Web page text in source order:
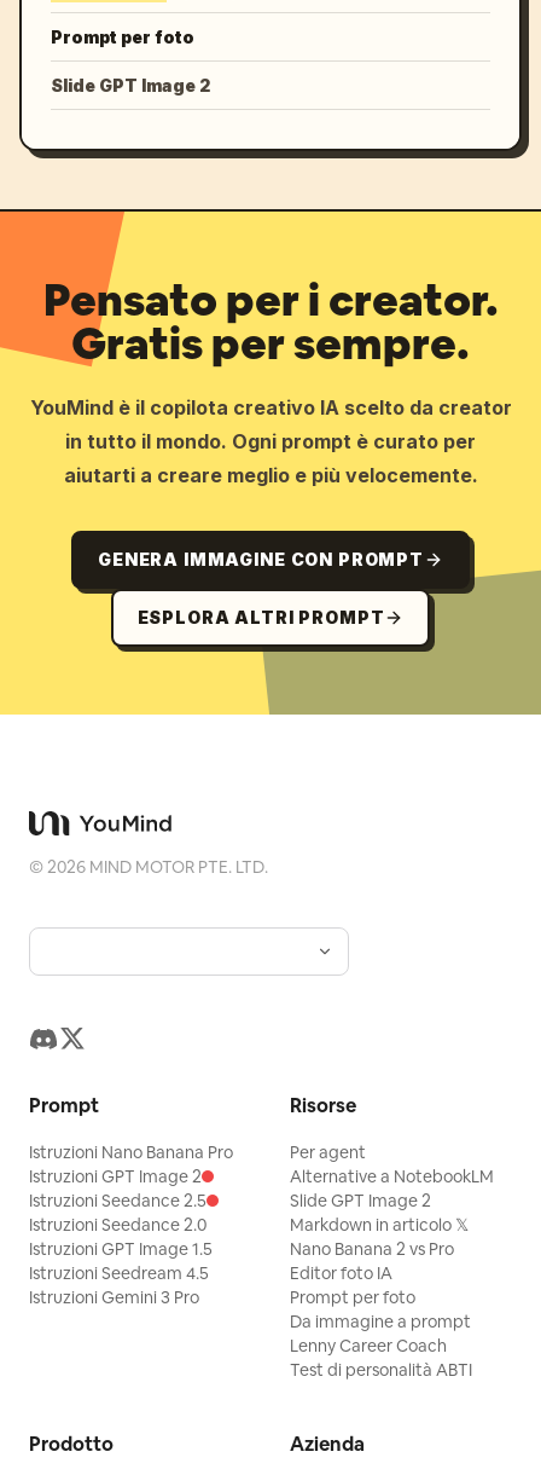
Prompt per foto
Slide GPT Image 2
Pensato per i creator.
Gratis per sempre.
YouMind è il copilota creativo IA scelto da creator
in tutto il mondo. Ogni prompt è curato per
aiutarti a creare meglio e più velocemente.
GENERA IMMAGINE CON PROMPT
ESPLORA ALTRI PROMPT
©2026 MIND MOTOR PTE. LTD.
Prompt
Istruzioni Nano Banana Pro
Istruzioni GPT Image 2
Istruzioni Seedance 2.5
Istruzioni Seedance 2.0
Istruzioni GPT Image 1.5
Istruzioni Seedream 4.5
Istruzioni Gemini 3 Pro
Risorse
Per agent
Alternative a NotebookLM
Slide GPT Image 2
Markdown in articolo 𝕏
Nano Banana 2 vs Pro
Editor foto IA
Prompt per foto
Da immagine a prompt
Lenny Career Coach
Test di personalità ABTI
Prodotto Azienda